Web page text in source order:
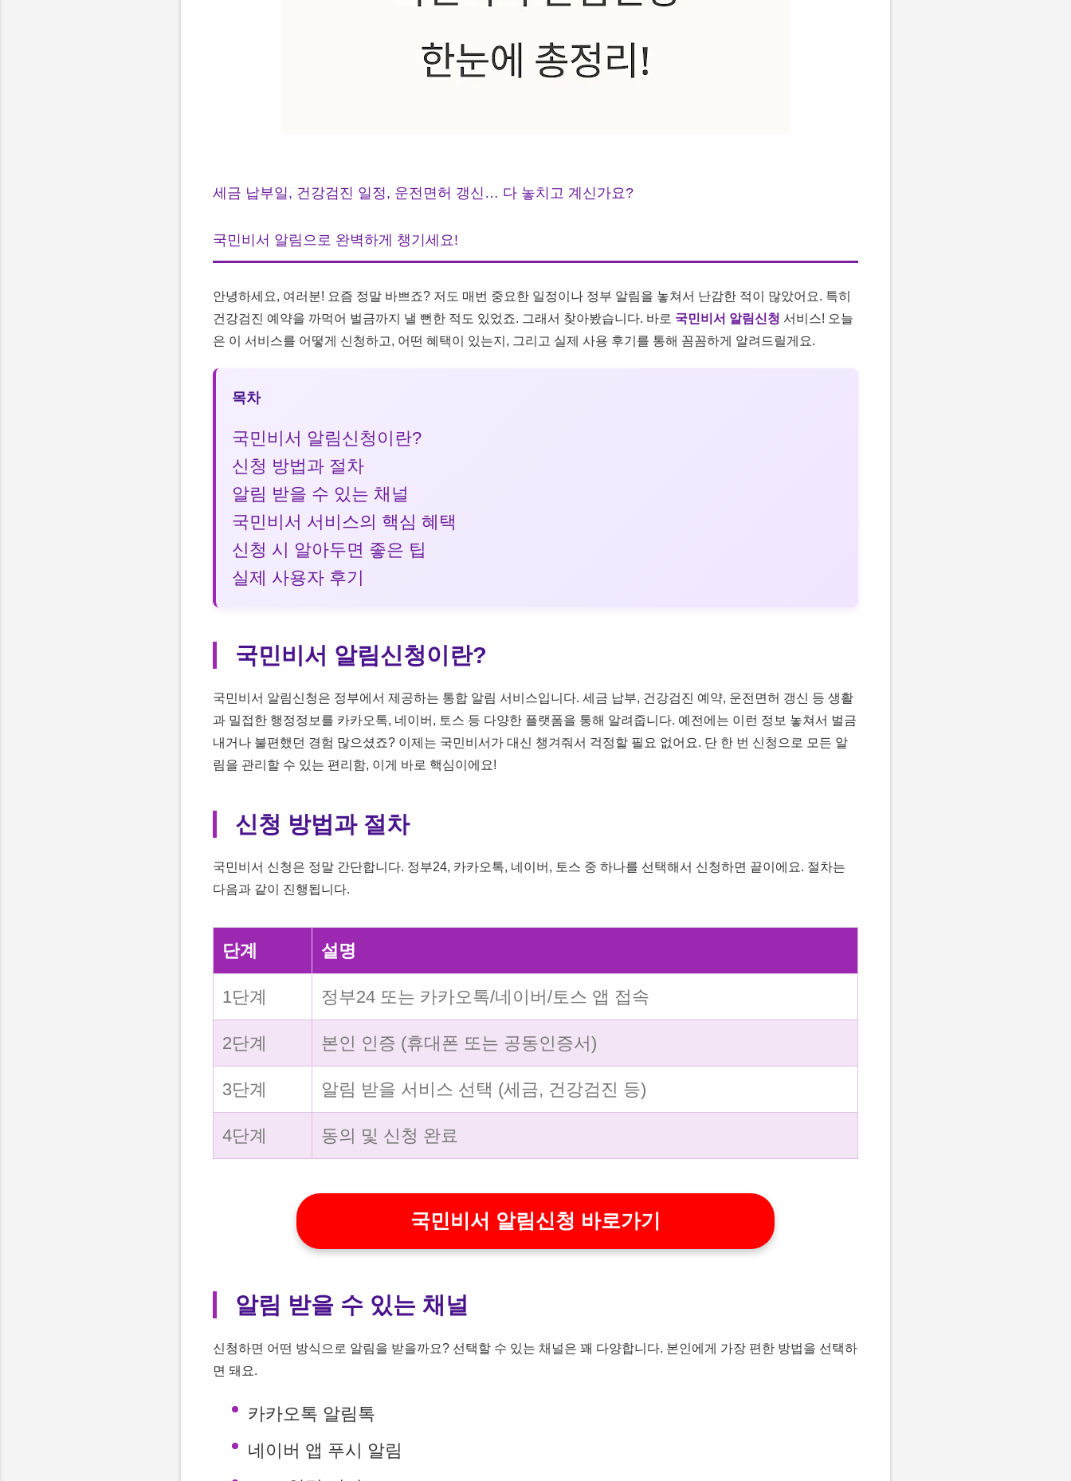
세금 납부일, 건강검진 일정, 운전면허 갱신… 다 놓치고 계신가요?
국민비서 알림으로 완벽하게 챙기세요!
안녕하세요, 여러분! 요즘 정말 바쁘죠? 저도 매번 중요한 일정이나 정부 알림을 놓쳐서 난감한 적이 많았어요. 특히
건강검진 예약을 까먹어 벌금까지 낼 뻔한 적도 있었죠. 그래서 찾아봤습니다. 바로 국민비서 알림신청 서비스! 오늘
은 이 서비스를 어떻게 신청하고, 어떤 혜택이 있는지, 그리고 실제 사용 후기를 통해 꼼꼼하게 알려드릴게요.
목차
국민비서 알림신청이란?
신청 방법과 절차
알림 받을 수 있는 채널
국민비서 서비스의 핵심 혜택
신청 시 알아두면 좋은 팁
실제 사용자 후기
국민비서 알림신청이란?
국민비서 알림신청은 정부에서 제공하는 통합 알림 서비스입니다. 세금 납부, 건강검진 예약, 운전면허 갱신 등 생활
과 밀접한 행정정보를 카카오톡, 네이버, 토스 등 다양한 플랫폼을 통해 알려줍니다. 예전에는 이런 정보 놓쳐서 벌금
내거나 불편했던 경험 많으셨죠? 이제는 국민비서가 대신 챙겨줘서 걱정할 필요 없어요. 단 한 번 신청으로 모든 알
림을 관리할 수 있는 편리함, 이게 바로 핵심이에요!
신청 방법과 절차
국민비서 신청은 정말 간단합니다. 정부24, 카카오톡, 네이버, 토스 중 하나를 선택해서 신청하면 끝이에요. 절차는
다음과 같이 진행됩니다.
단계 설명
1단계 정부24 또는 카카오톡/네이버/토스 앱 접속
2단계 본인 인증 (휴대폰 또는 공동인증서)
3단계 알림 받을 서비스 선택 (세금, 건강검진 등)
4단계 동의 및 신청 완료
국민비서 알림신청 바로가기
알림 받을 수 있는 채널
신청하면 어떤 방식으로 알림을 받을까요? 선택할 수 있는 채널은 꽤 다양합니다. 본인에게 가장 편한 방법을 선택하
면 돼요.
카카오톡 알림톡
네이버 앱 푸시 알림